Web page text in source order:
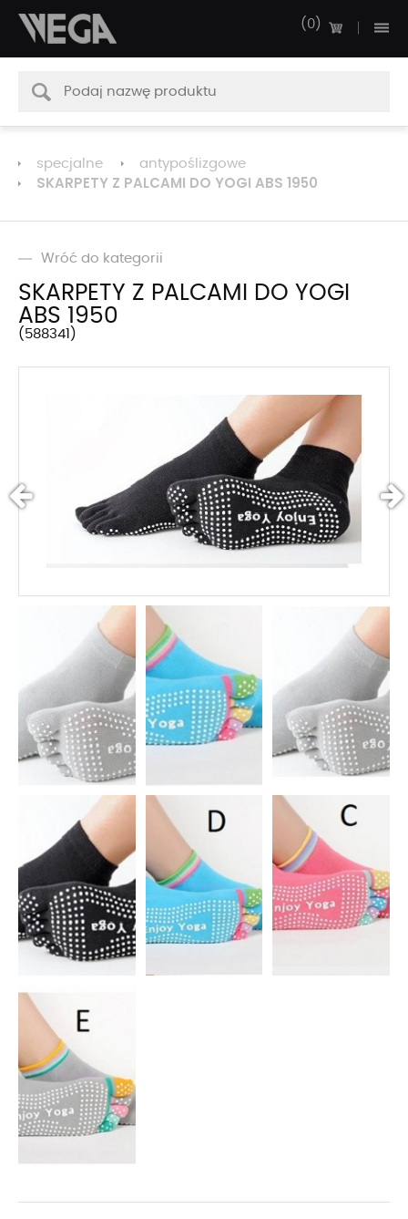
0
specjalne antypoślizgowe
SKARPETY Z PALCAMI DO YOGI ABS 1950
Wróć do kategorii
SKARPETY Z PALCAMI DO YOGI
ABS 1950
588341